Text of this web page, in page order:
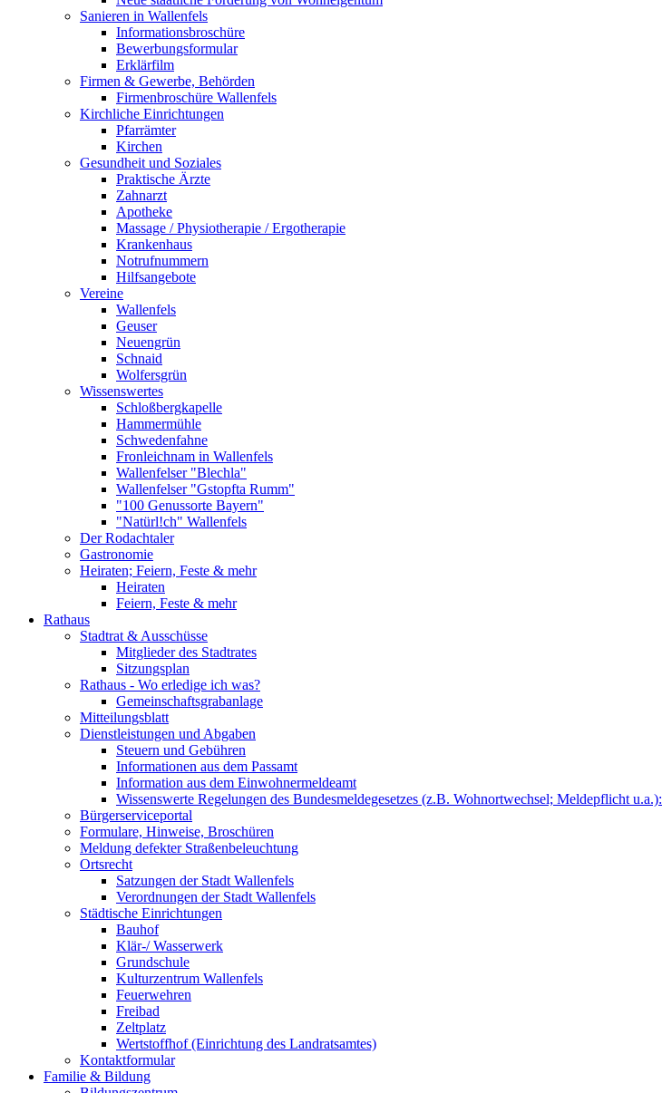
Sanieren in Wallenfels
Informationsbroschüre
Bewerbungsformular
Erklärfilm
Firmen & Gewerbe, Behörden
Firmenbroschüre Wallenfels
Kirchliche Einrichtungen
Pfarrämter
Kirchen
Gesundheit und Soziales
Praktische Ärzte
Zahnarzt
Apotheke
Massage / Physiotherapie / Ergotherapie
Krankenhaus
Notrufnummern
Hilfsangebote
Vereine
Wallenfels
Geuser
Neuengrün
Schnaid
Wolfersgrün
Wissenswertes
Schloßbergkapelle
Hammermühle
Schwedenfahne
Fronleichnam in Wallenfels
Wallenfelser "Blechla"
Wallenfelser "Gstopfta Rumm"
"100 Genussorte Bayern"
"Natürl!ch" Wallenfels
Der Rodachtaler
Gastronomie
Heiraten; Feiern, Feste & mehr
Heiraten
Feiern, Feste & mehr
Rathaus
Stadtrat & Ausschüsse
Mitglieder des Stadtrates
Sitzungsplan
Rathaus - Wo erledige ich was?
Gemeinschaftsgrabanlage
Mitteilungsblatt
Dienstleistungen und Abgaben
Steuern und Gebühren
Informationen aus dem Passamt
Information aus dem Einwohnermeldeamt
Wissenswerte Regelungen des Bundesmeldegesetzes (z.B. Wohnortwechsel; Meldepflicht u.a.):
Bürgerserviceportal
Formulare, Hinweise, Broschüren
Meldung defekter Straßenbeleuchtung
Ortsrecht
Satzungen der Stadt Wallenfels
Verordnungen der Stadt Wallenfels
Städtische Einrichtungen
Bauhof
Klär-/ Wasserwerk
Grundschule
Kulturzentrum Wallenfels
Feuerwehren
Freibad
Zeltplatz
Wertstoffhof (Einrichtung des Landratsamtes)
Kontaktformular
Familie & Bildung